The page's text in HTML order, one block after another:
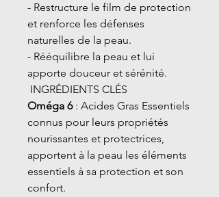
- Restructure le film de protection
et renforce les défenses
naturelles de la peau.
- Rééquilibre la peau et lui
apporte douceur et sérénité.
INGRÉDIENTS CLÉS
Oméga 6: Acides Gras Essentiels
connus pour leurs propriétés
nourissantes et protectrices,
apportent à la peau les éléments
essentiels à sa protection et son
confort.